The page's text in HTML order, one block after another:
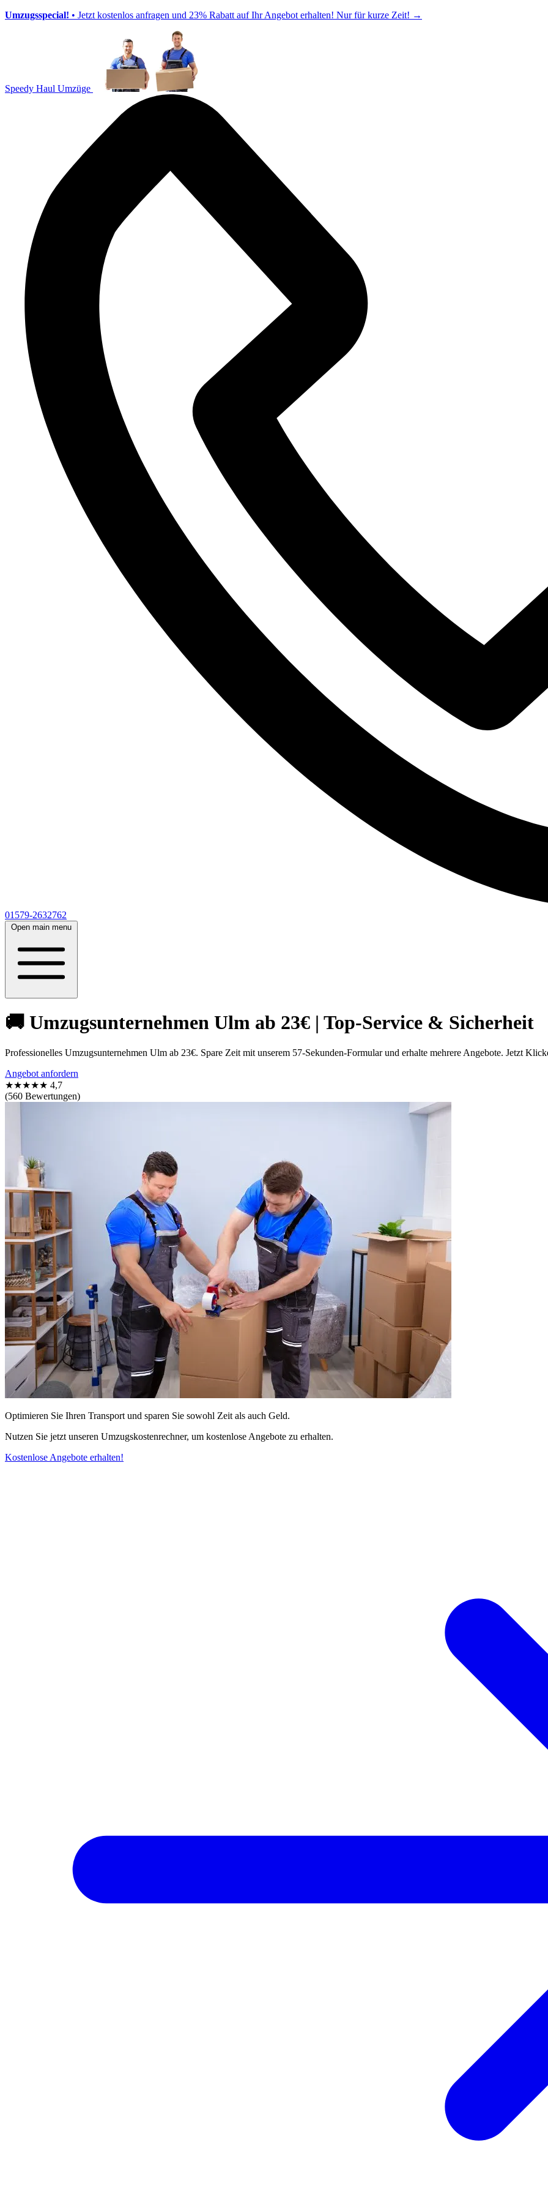
Umzugsspecial! • Jetzt kostenlos anfragen und 23% Rabatt auf Ihr Angebot erhalten! Nur für kurze Zeit! →
Speedy Haul Umzüge
01579-2632762
Open main menu
🚚 Umzugsunternehmen Ulm ab 23€ | Top-Service & Sicherheit
Professionelles Umzugsunternehmen Ulm ab 23€. Spare Zeit mit unserem 57-Sekunden-Formular und erhalte mehrere Angebote. Jetzt
Angebot anfordern
★★★★★ 4,7
(560 Bewertungen)
Optimieren Sie Ihren Transport und sparen Sie sowohl Zeit als auch Geld.
Nutzen Sie jetzt unseren Umzugskostenrechner, um kostenlose Angebote zu erhalten.
Kostenlose Angebote erhalten!